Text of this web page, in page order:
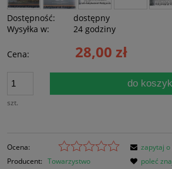
Dostępność:
dostępny
Wysyłka w:
24 godziny
Cena: 28,00 zł
szt.
do
Ocena:
Producent: Towarzystwo
zapytaj
poleć